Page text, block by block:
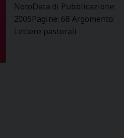
NotoData di Pubblicazione:
2005Pagine: 68 Argomento:
Lettere pastorali